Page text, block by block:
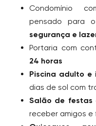
Condomínio
pensado para
segurança e
Portaria com
24 horas
Piscina adulto e
dias de sol com
Salão de festas
receber amigos e